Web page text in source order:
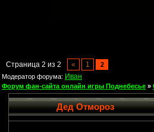
Страница 2 из 2 « 1
2
Модератор форума: Иван
Форум фан-сайта онлайн игры Поднебесье »
Дед Отмороз